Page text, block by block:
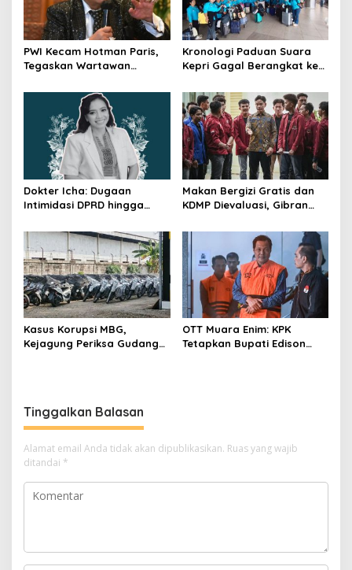
PWI Kecam Hotman Paris,
Tegaskan Wartawan
Kronologi Paduan Suara
Kepri Gagal Berangkat ke
Dokter Icha: Dugaan
Intimidasi DPRD hingga
Rangkaian
Perkembangannya
Makan Bergizi Gratis dan
KDMP Dievaluasi, Gibran
Diperbaiki
Kasus Korupsi MBG,
Kejagung Periksa Gudang
OTT Muara Enim: KPK
Tetapkan Bupati Edison
Tinggalkan Balasan
Alamat email Anda tidak akan dipublikasikan. Ruas yang wajib
ditandai *